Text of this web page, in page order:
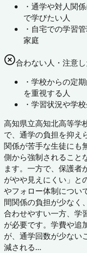
・ 通学や対人関
で学びたい人
・ 自宅での学習
家庭
合わない人・注意
・ 学校からの定
を重視する人
・ 学習状況や学
高知県立高知北高等学
で、通学の負担を抑え
関係が苦手な生徒にも
側から強制されること
ます。一方で、保護者
がやや見えにくい」と
やフォロー体制につい
間関係の負担が少なく
合わせやすい一方、学
が必要です。学費や追
が、通学回数が少ない
減される…